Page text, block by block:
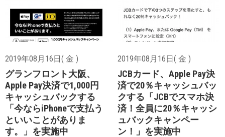
2019年08月16日( 金 )
グランフロント大阪、
Apple Pay決済で1,000円
キャッシュバックする
「今ならiPhoneで支払う
といいことがありま
す。」を実施中
2019年08月16日( 金 )
JCBカード、Apple Pay決
済で20％キャッシュバッ
クする「JCBでスマホ決
済！全員に20％キャッシ
ュバックキャンペー
ン！」を実施中